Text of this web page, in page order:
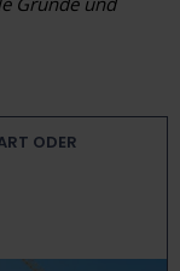
ODER